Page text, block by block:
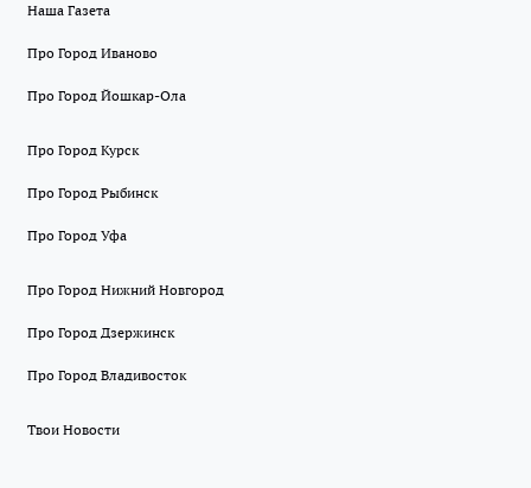
Наша Газета
Про Город Иваново
Про Город Йошкар-Ола
Про Город Курск
Про Город Рыбинск
Про Город Уфа
Про Город Нижний Новгород
Про Город Дзержинск
Про Город Владивосток
Твои Новости